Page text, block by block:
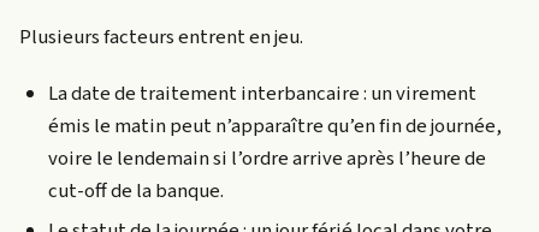
Plusieurs facteurs entrent en jeu.
La date de traitement interbancaire : un virement
émis le matin peut n’apparaître qu’en fin de journée,
voire le lendemain si l’ordre arrive après l’heure de
cut-off de la banque.